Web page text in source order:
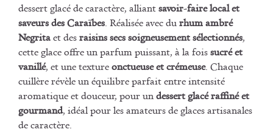
dessert glacé de caractère, alliantsavoir-faire local et
saveurs des Caraïbes. Réalisée avec durhum ambré
Negritaet desraisins secs soigneusement sélectionnés,
cette glace offre un parfum puissant, à la foissucré et
vanillé, et une textureonctueuse et crémeuse. Chaque
cuillère révèle un équilibre parfait entre intensité
aromatique et douceur, pour undessert glacé raffiné et
gourmand, idéal pour les amateurs de glaces artisanales
de caractère.